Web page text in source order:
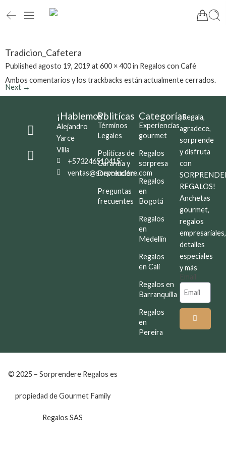
Tradicion_Cafetera
Published agosto 19, 2019 at600 × 400in Regalos con Café
Ambos comentarios y los trackbacks están actualmente cerrados.
Next →
¡Hablemos!
Alejandro
Yarce
Villa
+573246510415
ventas@sorprendere.com
Politícas
Términos
Legales
Políticas de
Garantía y
Devolución
Preguntas
frecuentes
Categorías
Experiencias
gourmet
Regalos
sorpresa
Regalos
en
Bogotá
Regalos
en
Medellín
Regalos
en Cali
Regalos en
Barranquilla
Regalos
en
Pereira
¡Regala,
agradece,
sorprende
y disfruta
con
REGALOS!
Anchetas
gourmet,
regalos
empresariales,
detalles
especiales
y más
Email
© 2025 – Sorprendere Regalos es
propiedad de Gourmet Family
Regalos SAS